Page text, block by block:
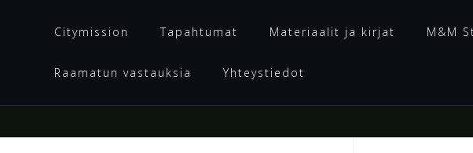
Citymission Tapahtumat Materiaalit ja kirjat M&M
Raamatun vastauksia Yhteystiedot